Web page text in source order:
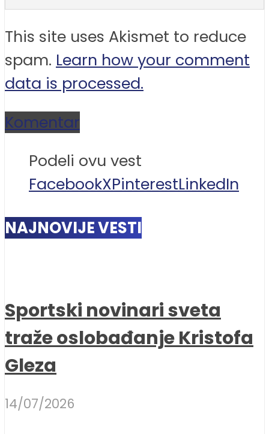
This site uses Akismet to reduce
spam. Learn how your comment
data is processed.
Komentar
Podeli ovu vest
FacebookXPinterestLinkedIn
NAJNOVIJE VESTI
Sportski novinari sveta
traže oslobađanje Kristofa
Gleza
14/07/2026